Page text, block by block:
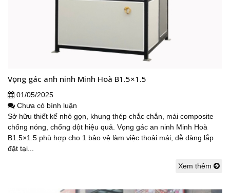
Vọng gác anh ninh Minh Hoà B1.5×1.5
01/05/2025
Chưa có bình luận
Sở hữu thiết kế nhỏ gọn, khung thép chắc chắn, mái composite
chống nóng, chống dột hiệu quả. Vọng gác an ninh Minh Hoà
B1.5×1.5 phù hợp cho 1 bảo vệ làm việc thoải mái, dễ dàng lắp
đặt tại...
Xem thêm